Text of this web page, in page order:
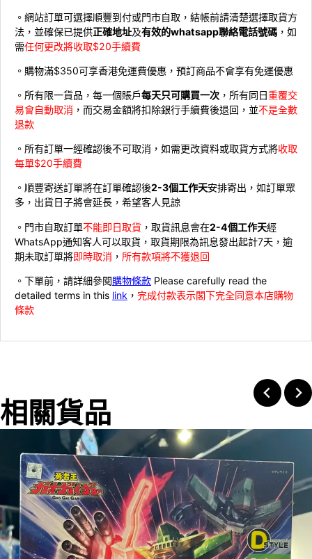
。網站訂單可選擇順豐到付或門市自取，結帳前請清楚選擇取貨方
法，並確保已提供正確地址及有效的whatsapp聯絡電話號碼 ，如
需任何更改將收取$20手續費
。購物滿$350可享香港免運費優惠，預訂商品不會享有免運優惠
。所有限一貨品，每一個賬戶每天只可購買一次 ，所有同日重覆交
易會自動取消 ，而交易金額將扣除銀行手續費後退回，並不是全數
退款
。所有訂單一經確認後不可取消，如需更改資料或取貨方式將收取
每單$20手續費
。順豐寄送訂單將在訂單確認後2-3個工作天安排寄出，如訂單眾
多，出貨日子將會延長，希望客人見諒
。門市自取訂單不能即日取貨 ，取貨訊息會在2-4個工作天經
WhatsApp通知客人可以取貨，取貨期限為訊息發出起計7天，逾
期未取訂單將即時取消 ， 所有款項將不獲退回
。下單前，請詳細參閱購物條款 Please carefully read the
detailed terms in this link ， 完成付款表示閣下完全同意本店購物
條款
相關貨品